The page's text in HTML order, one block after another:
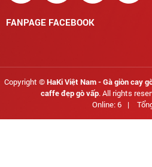
FANPAGE FACEBOOK
Copyright ©HaKi Việt Nam - Gà giòn cay
caffe đẹp gò vấp. All rights
Online: 6
|